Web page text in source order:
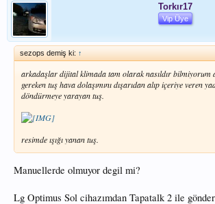
Torkır17
Vip Üye
sezops demiş ki: ↑
arkadaşlar dijital klimada tam olarak nasıldır bilmiyorum
gereken tuş hava dolaşımını dışarıdan alıp içeriye veren
döndürmeye yarayan tuş.
resimde ışığı yanan tuş.
Manuellerde olmuyor degil mi?
Lg Optimus Sol cihazımdan Tapatalk 2 ile